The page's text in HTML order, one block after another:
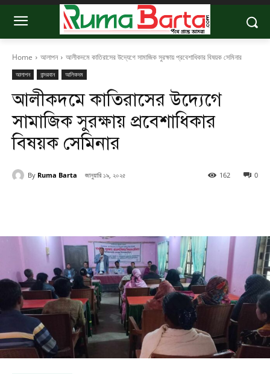
Home আলাপন আলীকদমে কাতিরাসের উদ্যেগে সামাজিক সুরক্ষায় প্রবেশাধিকার বিষয়ক সেমিনার
আলাপন বান্দরবান আলিকদম
আলীকদমে কাতিরাসের উদ্যেগে
সামাজিক সুরক্ষায় প্রবেশাধিকার
বিষয়ক সেমিনার
By Ruma Barta জানুয়ারি ১৯, ২০২৫ 0
162